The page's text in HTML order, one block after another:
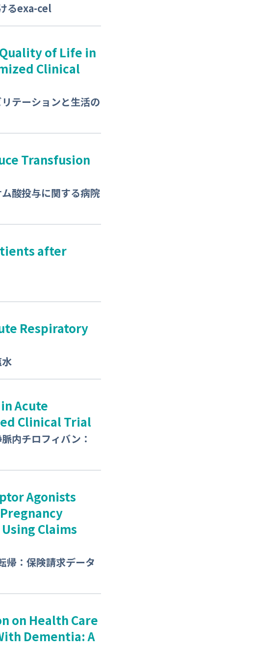
るexa-cel
of Life in
Clinical
テーションと生活の
Transfusion
酸投与に関する病院
after
Respiratory
Acute
Clinical Trial
内チロフィバン：
Agonists
Claims
帰：保険請求データ
on Health Care
Dementia: A